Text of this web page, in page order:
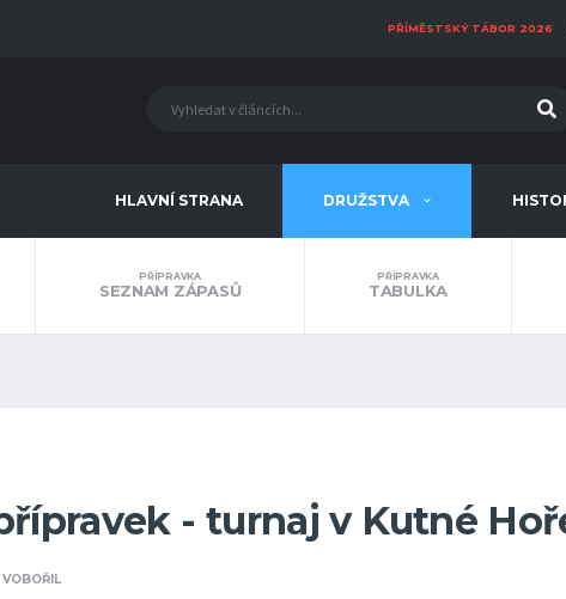
PŘÍMĚSTSKÝ TÁBOR 2026
HLAVNÍ STRANA DRUŽSTVA
PŘÍPRAVKA
SEZNAM ZÁPASŮ
PŘÍPRAVKA
TABULKA
- turnaj v Kutné